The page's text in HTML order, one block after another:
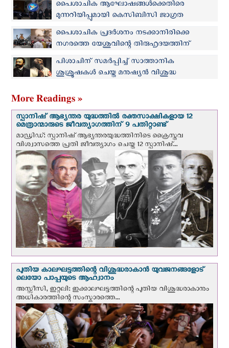
പൈശാചിക ആഘോഷങ്ങള്‍ക്കെതിരെ
മുന്നറിയിപ്പുമായി കെ‌സി‌ബി‌സി ജാഗ്രത
കമ്മീഷന്‍
പൈശാചിക പ്രദര്‍ശനം നടക്കാനിരിക്കെ
നഗരത്തെ യേശുവിന്റെ തിരുഹൃദയത്തിന്
സമർപ്പിച്ച് ഫ്രഞ്ച് മെത്രാന്‍
പിശാചിന് സമർപ്പിച്ച് സാത്താനിക
ശുശ്രൂഷകൾ ചെയ്ത മനുഷ്യന്‍ വിശുദ്ധ
More Readings »
സ്പാനിഷ് ആഭ്യന്തര യുദ്ധത്തില്‍ രക്തസാക്ഷികളായ 12
മെത്രാന്മാരുടെ ജീവത്യാഗത്തിന് 9 പതിറ്റാണ്ട്
മാഡ്രിഡ്: സ്പാനിഷ് ആഭ്യന്തരയുദ്ധത്തിനിടെ ക്രൈസ്തവ
വിശ്വാസത്തെ പ്രതി ജീവത്യാഗം ചെയ്ത 12 സ്പാനിഷ്...
പുതിയ കാലഘട്ടത്തിന്റെ വിശുദ്ധരാകാന്‍ യുവജനങ്ങളോട്
ലെയോ പാപ്പയുടെ ആഹ്വാനം
അസ്സീസി, ഇറ്റലി: ഇക്കാലഘട്ടത്തിന്റെ പുതിയ വിശുദ്ധരാകാനും
അധികാരത്തിന്റെ സംസ്കാരത്തെ...